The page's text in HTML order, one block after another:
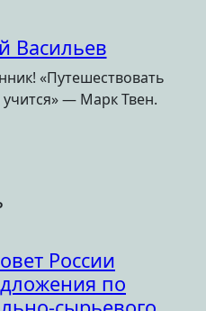
Васильев
«Путешествовать
— Марк Твен.
России
по